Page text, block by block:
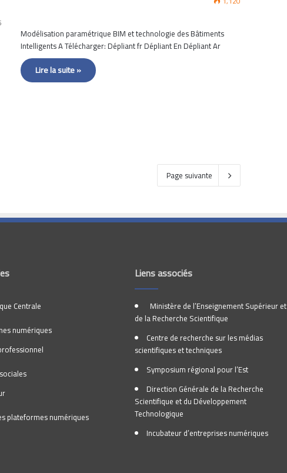
Modélisation paramétrique BIM et technologie des Bâtiments
Intelligents A Télécharger: Dépliant fr Dépliant En Dépliant Ar
Lire la suite »
Page suivante
Centrale
numériques
plateformes numériques
Liens associés
Ministère de l’Enseignement Supérieur et
de la Recherche Scientifique
Centre de recherche sur les médias
scientifiques et techniques
Symposium régional pour l’Est
Direction Générale de la Recherche
Scientifique et du Développement
Technologique
Incubateur d’entreprises numériques